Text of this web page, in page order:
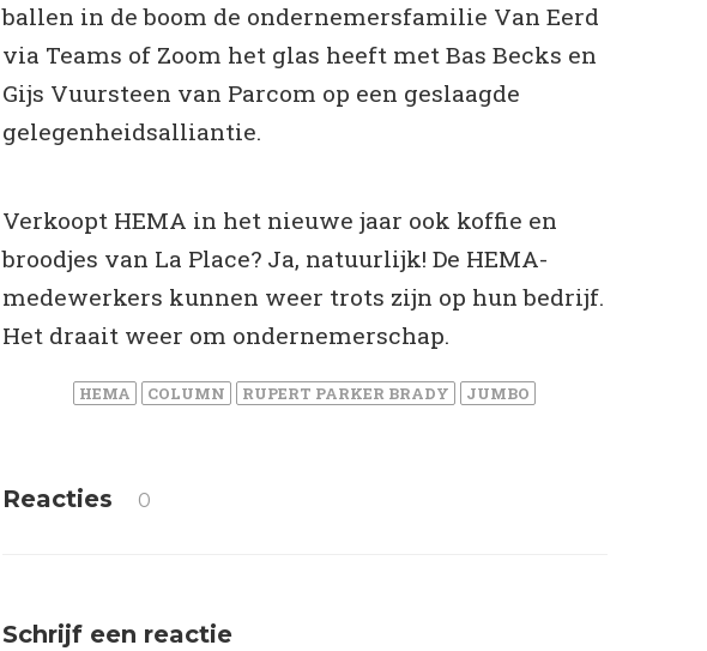
ballen in de boom de ondernemersfamilie Van Eerd
via Teams of Zoom het glas heeft met Bas Becks en
Gijs Vuursteen van Parcom op een geslaagde
gelegenheidsalliantie.
Verkoopt HEMA in het nieuwe jaar ook koffie en
broodjes van La Place? Ja, natuurlijk! De HEMA-
medewerkers kunnen weer trots zijn op hun bedrijf.
Het draait weer om ondernemerschap.
HEMA COLUMN RUPERT PARKER BRADY JUMBO
Reacties 0
Schrijf een reactie